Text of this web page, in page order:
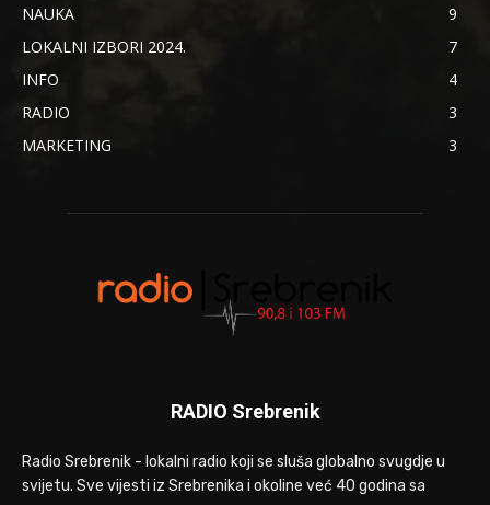
NAUKA
9
LOKALNI IZBORI 2024.
7
INFO
4
RADIO
3
MARKETING
3
RADIO Srebrenik
Radio Srebrenik - lokalni radio koji se sluša globalno svugdje u
svijetu. Sve vijesti iz Srebrenika i okoline već 40 godina sa